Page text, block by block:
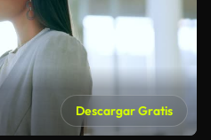
Descargar Gratis